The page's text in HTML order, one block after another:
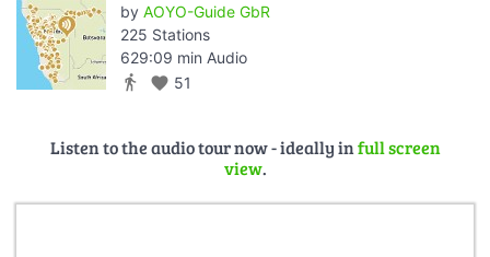
by AOYO-Guide GbR
225 Stations
629:09 min Audio
directions_walk favorite 51
Listen to the audio tour now - ideally infull screen
view.